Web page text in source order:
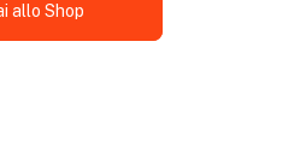
allo Shop